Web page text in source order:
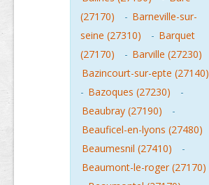
(27170)
- Barneville-sur-
seine (27310)
- Barquet
(27170)
- Barville (27230)
Bazincourt-sur-epte (27140)
- Bazoques (27230)
-
Beaubray (27190)
-
Beauficel-en-lyons (27480)
Beaumesnil (27410)
-
Beaumont-le-roger (27170)